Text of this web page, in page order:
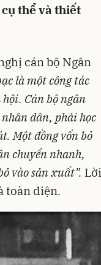
thể và thiết
cán bộ Ngân
là một công tác
Cán bộ ngân
dân, phải học
Một đồng vốn bỏ
chuyển nhanh,
vào sản xuất”. Lời
toàn diện.